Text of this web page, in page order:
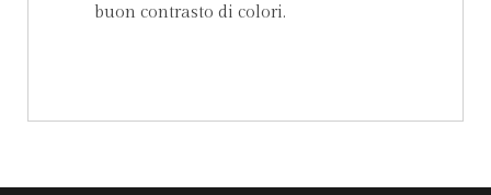
buon contrasto di colori.